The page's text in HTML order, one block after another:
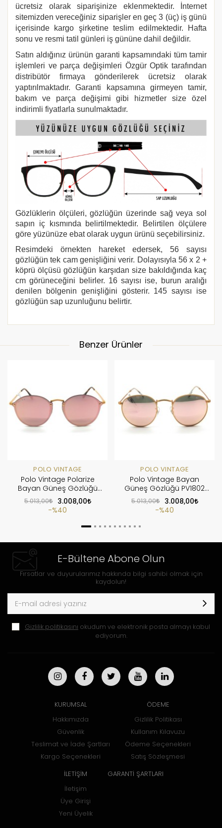
ücretsiz olarak siparişinize eklenmektedir. İnternet
sitemizden vereceğiniz siparişler en geç 3 (üç) iş günü
içerisinde kargo şirketine teslim edilmektedir. Hafta
sonu ve resmi tatil günleri iş gününe dahil değildir.
Satın aldığınız ürünün garanti kapsamındaki tüm tamir
işlemleri ve parça değişimleri Özgür Optik tarafından
distribütör firmaya gönderilerek ücretsiz olarak
yaptırılmaktadır. Garanti kapsamına girmeyen tamir,
bakım ve parça değişimi gibi hizmetler size özel
indirimli fiyatlarla sunulmaktadır.
Gözlüklerin ölçüleri, gözlüğün üzerinde sağ veya sol
sapın iç kısmında belirtilmektedir. Belirtilen ölçülere
göre yüzünüze ebat olarak uygun ürünü seçebilirsiniz.
Resimdeki örnekten hareket edersek, 56 sayısı
gözlüğün tek cam genişliğini verir. Dolayısıyla 56 x 2 +
köprü ölçüsü gözlüğün karşıdan size bakıldığında kaç
cm görüneceğini belirler. 16 sayısı ise, burun aralığı
denilen bölgenin genişliğini gösterir. 145 sayısı ise
gözlüğün sap uzunluğunu belirtir.
Benzer Ürünler
POLO VINTAGE
Polo Vintage Polarize
Bayan Güneş Gözlüğü
PV1823 C1
5.013,00
3.008,00
%40
POLO VINTAGE
Polo Vintage Bayan
Güneş Gözlüğü PV1802
C13
5.013,00
3.008,00
%40
E-Bültene Abone Olun
Fırsatlar ve duyurularımız hakkında bilgi sahibi olmak için
kaydolun!
Gizlilik politikasını okudum ve elektronik posta almayı kabul
ediyorum.
KURUMSAL
Hakkımızda
Güvenlik
Teslimat ve İade Şartları
Kargo Seçenekleri
ÖDEME
Gizlilik Politikası
Kullanım Kılavuzu
Ödeme Seçenekleri
Satış Sözleşmesi
İLETİŞİM
İletişim
Üye Girişi
Yeni Üyelik
GARANTİ ŞARTLARI